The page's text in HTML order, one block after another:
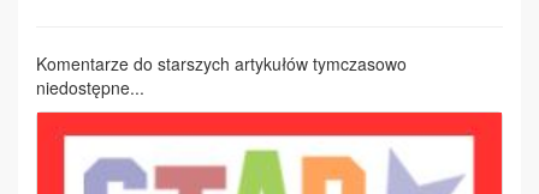
Komentarze do starszych artykułów tymczasowo
niedostępne...